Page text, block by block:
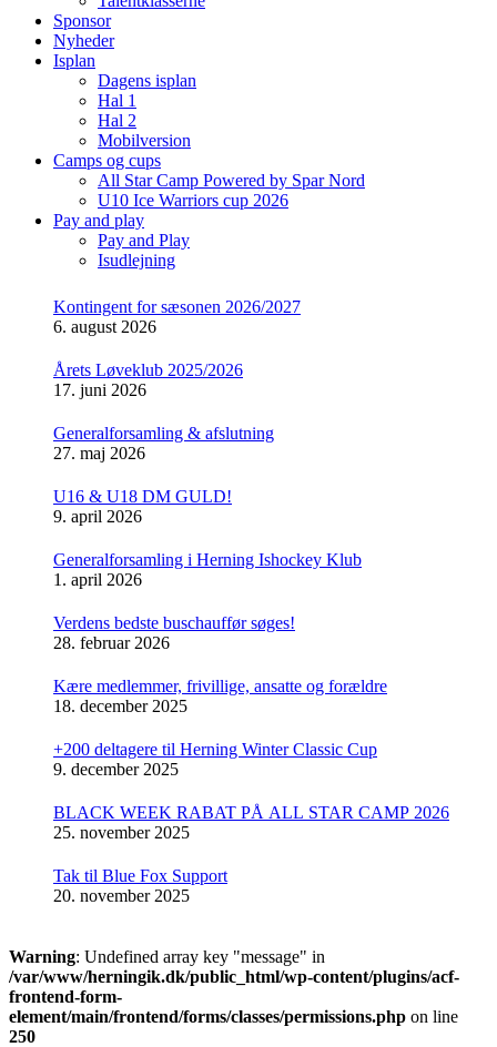
Sponsor
Nyheder
Isplan
Dagens isplan
Hal 1
Hal 2
Mobilversion
Camps og cups
All Star Camp Powered by Spar Nord
U10 Ice Warriors cup 2026
Pay and play
Pay and Play
Isudlejning
Kontingent for sæsonen 2026/2027
6. august 2026
Årets Løveklub 2025/2026
17. juni 2026
Generalforsamling & afslutning
27. maj 2026
U16 & U18 DM GULD!
9. april 2026
Generalforsamling i Herning Ishockey Klub
1. april 2026
Verdens bedste buschauffør søges!
28. februar 2026
Kære medlemmer, frivillige, ansatte og forældre
18. december 2025
+200 deltagere til Herning Winter Classic Cup
9. december 2025
BLACK WEEK RABAT PÅ ALL STAR CAMP 2026
25. november 2025
Tak til Blue Fox Support
20. november 2025
Warning: Undefined array key "message" in
/var/www/herningik.dk/public_html/wp-content/plugins/acf-
frontend-form-
element/main/frontend/forms/classes/permissions.php on line
250